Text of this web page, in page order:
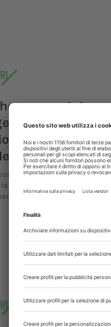
revoca stato
sanitaria
In Africa
sanitaria nei Paesi
Sanità, Mpox non è
invece...